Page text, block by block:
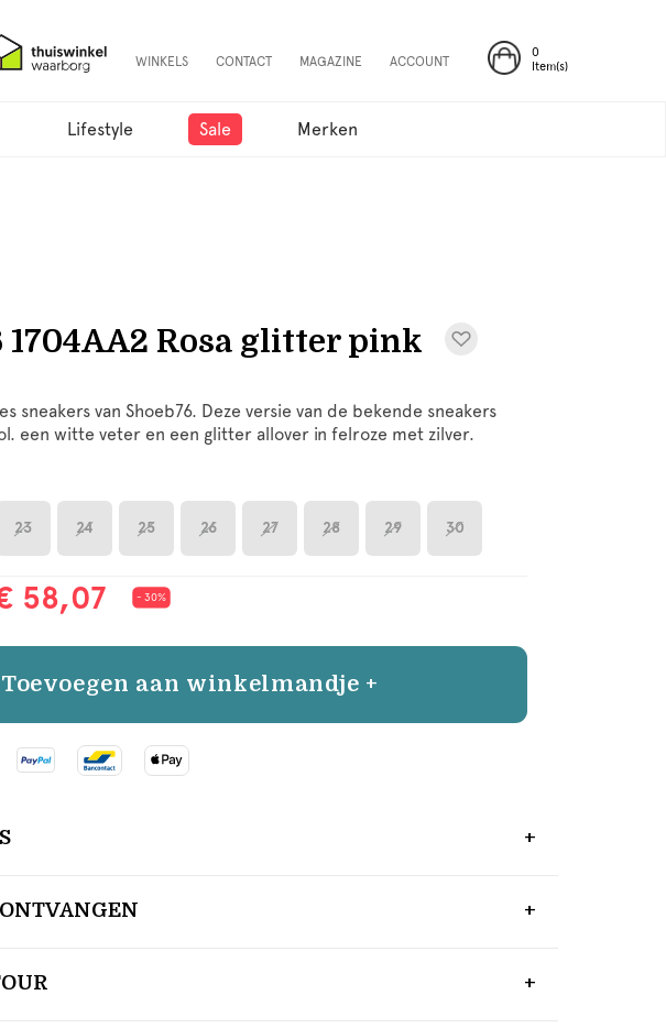
0
Item(s)
WINKELS CONTACT MAGAZINE ACCOUNT
Lifestyle Sale Merken
1704AA2 Rosa glitter pink
sneakers van Shoeb76. Deze versie van de bekende sneakers
een witte veter en een glitter allover in felroze met zilver.
23 24 25 26 27 28 29 30
58,07 - 30%
Toevoegen aan winkelmandje +